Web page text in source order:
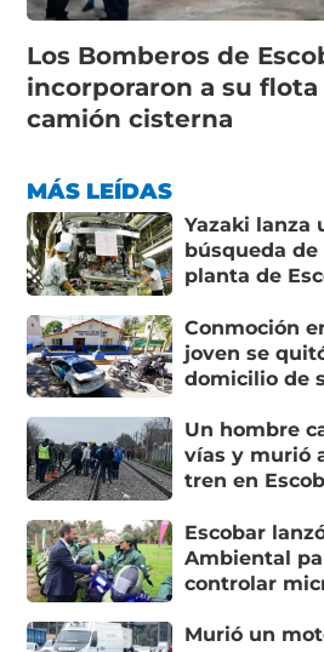
Los Bomberos de
incorporaron a su
camión cisterna
MÁS LEÍDAS
Yazaki lanza
búsqueda
planta de
Conmoción
joven se
domicilio de
Un hombre
vías y murió
tren en
Escobar
Ambiental
controlar
Murió un